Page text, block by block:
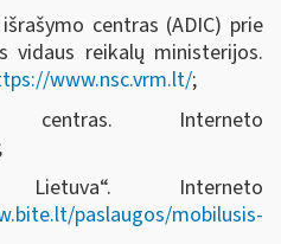
centras (ADIC) prie
vidaus reikalų ministerijos.
www.nsc.vrm.lt/;
Interneto
;
Interneto
paslaugos/mobilusis-